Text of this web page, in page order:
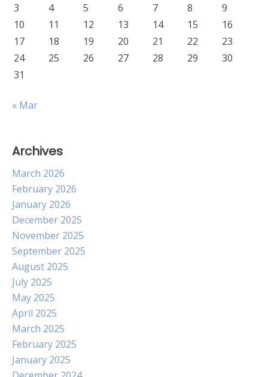
3
4 5 6 7 8
9
10
11 12 13 14 15
16
17
18 19 20 21 22
23
24
25 26 27 28 29
30
31
« Mar
Archives
March 2026
February 2026
January 2026
December 2025
November 2025
September 2025
August 2025
July 2025
May 2025
April 2025
March 2025
February 2025
January 2025